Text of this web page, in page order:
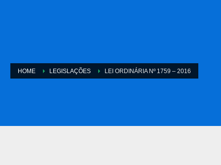
HOME LEGISLAÇÕES LEI ORDINÁRIA Nº 1759 – 2016